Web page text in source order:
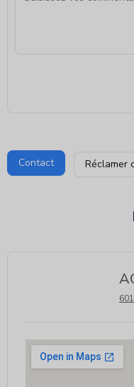
Contact Réclamer